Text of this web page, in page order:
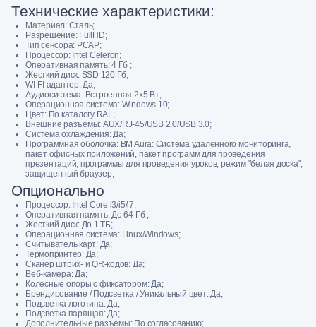
Технические характеристики:
Материал: Сталь;
Разрешение: FullHD;
Тип сенсора: PCAP;
Процессор: Intel Celeron;
Оперативная память: 4 Гб ;
Жесткий диск: SSD 120 Гб;
WI-FI адаптер: Да;
Аудиосистема: Встроенная 2х5 Вт;
Операционная система: Windows 10;
Цвет: По каталогу RAL;
Внешние разъемы: AUX/RJ-45/USB 2.0/USB 3.0;
Система охлаждения: Да;
Программная оболочка: BM Aura: Система удаленного мониторинга,
пакет офисных приложений, пакет программ для проведения
презентаций, программы для проведения уроков, режим "белая доска",
защищенный браузер;
Опционально
Процессор: Intel Core i3/i5/i7;
Оперативная память: До 64 Гб ;
Жесткий диск: До 1 ТБ;
Операционная система: Linux/Windows;
Считыватель карт: Да;
Термопринтер: Да;
Сканер штрих- и QR-кодов: Да;
Веб-камера: Да;
Колесные опоры с фиксатором: Да;
Брендирование / Подсветка / Уникальный цвет: Да;
Подсветка логотипа: Да;
Подсветка парящая: Да;
Дополнительные разъемы: По согласованию;